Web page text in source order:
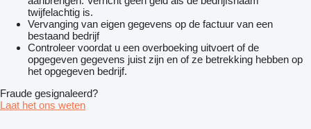
twijfelachtig is.
Vervanging van eigen gegevens op de factuur van een
bestaand bedrijf
Controleer voordat u een overboeking uitvoert of de
opgegeven gegevens juist zijn en of ze betrekking hebben op
het opgegeven bedrijf.
Fraude gesignaleerd?
Laat het ons weten